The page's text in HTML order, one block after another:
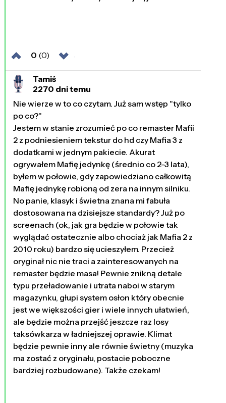
0 (0)
Tamiś
2270 dni temu
Nie wierze w to co czytam. Już sam wstęp "tylko
po co?"
Jestem w stanie zrozumieć po co remaster Mafii
2 z podniesieniem tekstur do hd czy Mafia 3 z
dodatkami w jednym pakiecie. Akurat
ogrywałem Mafię jedynkę (średnio co 2-3 lata),
byłem w połowie, gdy zapowiedziano całkowitą
Mafię jednykę robioną od zera na innym silniku.
No panie, klasyk i świetna znana mi fabuła
dostosowana na dzisiejsze standardy? Już po
screenach (ok, jak gra będzie w połowie tak
wyglądać ostatecznie albo chociaż jak Mafia 2 z
2010 roku) bardzo się ucieszyłem. Przecież
oryginał nic nie traci a zainteresowanych na
remaster będzie masa! Pewnie znikną detale
typu przeładowanie i utrata naboi w starym
magazynku, głupi system osłon który obecnie
jest we większości gier i wiele innych ułatwień,
ale będzie można przejść jeszcze raz losy
taksówkarza w ładniejszej oprawie. Klimat
będzie pewnie inny ale równie świetny (muzyka
ma zostać z oryginału, postacie poboczne
bardziej rozbudowane). Także czekam!